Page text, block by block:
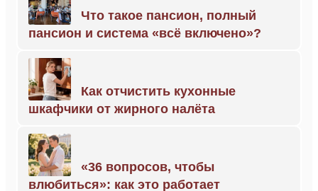
Что такое пансион, полный
пансион и система «всё включено»?
Как отчистить кухонные
шкафчики от жирного налёта
«36 вопросов, чтобы
влюбиться»: как это работает